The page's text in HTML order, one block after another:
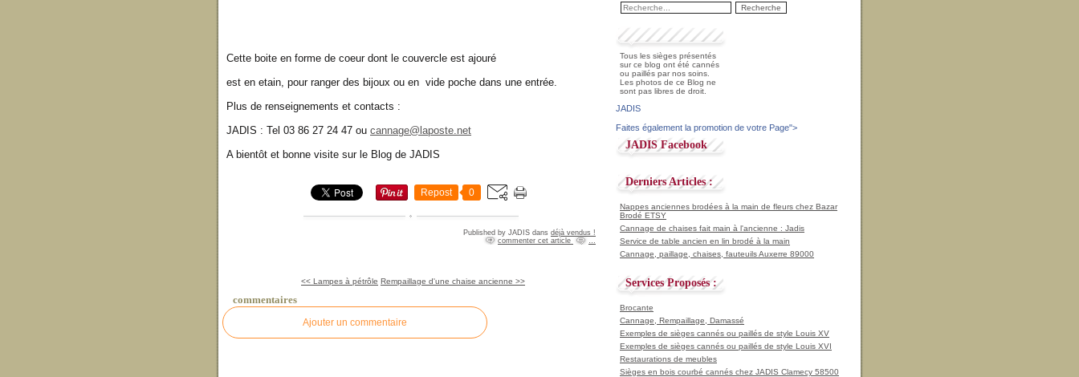
Cette boite en forme de coeur dont le couvercle est ajouré
est en etain, pour ranger des bijoux ou en vide poche dans une entrée.
Plus de renseignements et contacts :
JADIS : Tel 03 86 27 24 47 ou cannage@laposte.net
A bientôt et bonne visite sur le Blog de JADIS
Repost 0
Published by JADIS dans déjà vendus !
commenter cet article
<< Lampes à pétrôle Rempaillage d'une chaise ancienne >>
commentaires
Ajouter un commentaire
Tous les sièges présentés
sur ce blog ont été cannés
ou paillés par nos soins.
Les photos de ce Blog ne
sont pas libres de droit.
JADIS
Faites également la promotion de votre Page">
JADIS Facebook
Derniers Articles :
Nappes anciennes brodées à la main de fleurs chez Bazar
Brodé ETSY
Cannage de chaises fait main à l'ancienne : Jadis
Service de table ancien en lin brodé à la main
Cannage, paillage, chaises, fauteuils Auxerre 89000
Services Proposés :
Brocante
Cannage, Rempaillage, Damassé
Exemples de sièges cannés ou paillés de style Louis XV
Exemples de sièges cannés ou paillés de style Louis XVI
Restaurations de meubles
Sièges en bois courbé cannés chez JADIS Clamecy 58500